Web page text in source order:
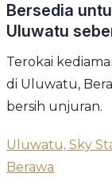
Bersedia
Uluwatu
Terokai
di Uluwatu,
bersih unjuran.
Uluwatu, Sky
Berawa